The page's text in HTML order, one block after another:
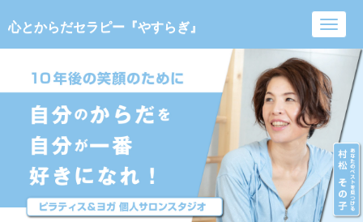
心とからだセラピー『やすらぎ』